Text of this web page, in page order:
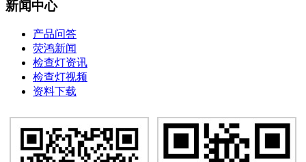
新闻中心
产品问答
荧鸿新闻
检查灯资讯
检查灯视频
资料下载